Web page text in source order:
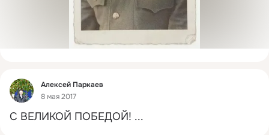
Фид
Алексей Паркаев
8 мая 2017
С ВЕЛИКОЙ ПОБЕДОЙ! ...